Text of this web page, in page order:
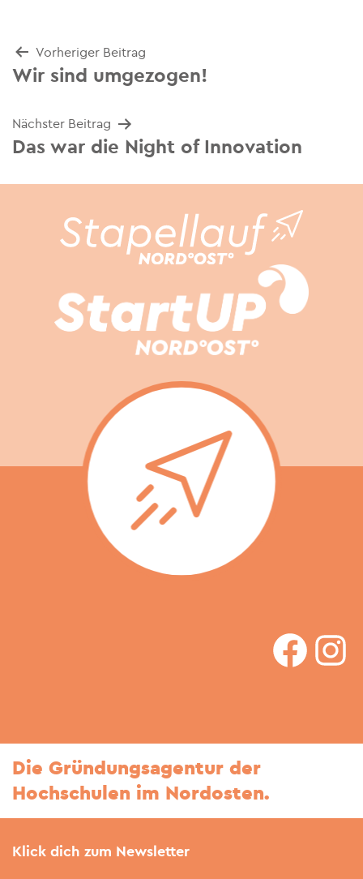
Beitrags-
Navigation
Vorheriger Beitrag
Wir sind umgezogen!
Nächster Beitrag
Das war die Night of Innovation
Die Gründungsagentur der
Hochschulen im Nordosten.
Klick dich zum Newsletter